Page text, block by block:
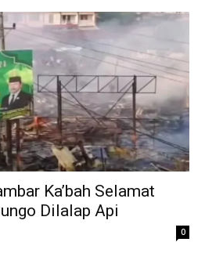
Ka’bah Selamat
Dilalap Api
0